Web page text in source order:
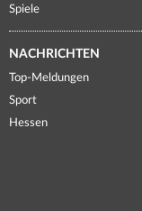
Spiele
NACHRICHTEN
Top-Meldungen
Sport
Hessen